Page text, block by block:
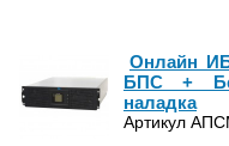
Онлайн
БПС +
наладка
Артикул